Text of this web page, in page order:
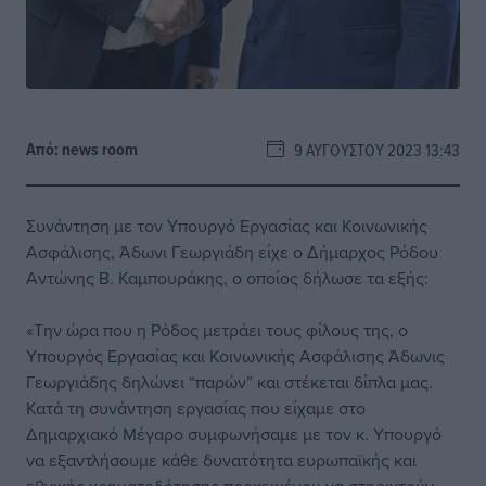
Από: news room 9 ΑΥΓΟΎΣΤΟΥ 2023 13:43
Συνάντηση με τον Υπουργό Εργασίας και Κοινωνικής
Ασφάλισης, Άδωνι Γεωργιάδη είχε ο Δήμαρχος Ρόδου
Αντώνης Β. Καμπουράκης, ο οποίος δήλωσε τα εξής:
«Την ώρα που η Ρόδος μετράει τους φίλους της, ο
Υπουργός Εργασίας και Κοινωνικής Ασφάλισης Άδωνις
Γεωργιάδης δηλώνει “παρών” και στέκεται δίπλα μας.
Κατά τη συνάντηση εργασίας που είχαμε στο
Δημαρχιακό Μέγαρο συμφωνήσαμε με τον κ. Υπουργό
να εξαντλήσουμε κάθε δυνατότητα ευρωπαϊκής και